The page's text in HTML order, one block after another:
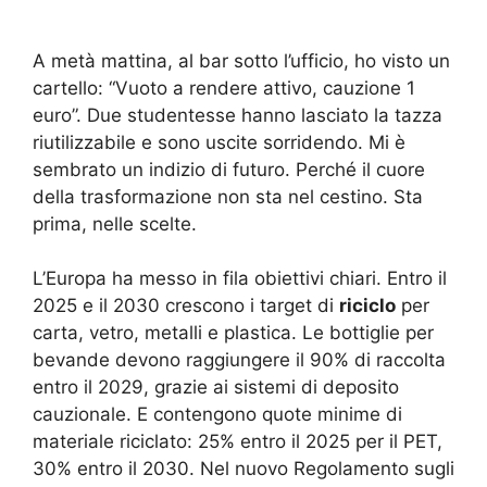
A metà mattina, al bar sotto l’ufficio, ho visto un
cartello: “Vuoto a rendere attivo, cauzione 1
euro”. Due studentesse hanno lasciato la tazza
riutilizzabile e sono uscite sorridendo. Mi è
sembrato un indizio di futuro. Perché il cuore
della trasformazione non sta nel cestino. Sta
prima, nelle scelte.
L’Europa ha messo in fila obiettivi chiari. Entro il
2025 e il 2030 crescono i target di riciclo per
carta, vetro, metalli e plastica. Le bottiglie per
bevande devono raggiungere il 90% di raccolta
entro il 2029, grazie ai sistemi di deposito
cauzionale. E contengono quote minime di
materiale riciclato: 25% entro il 2025 per il PET,
30% entro il 2030. Nel nuovo Regolamento sugli